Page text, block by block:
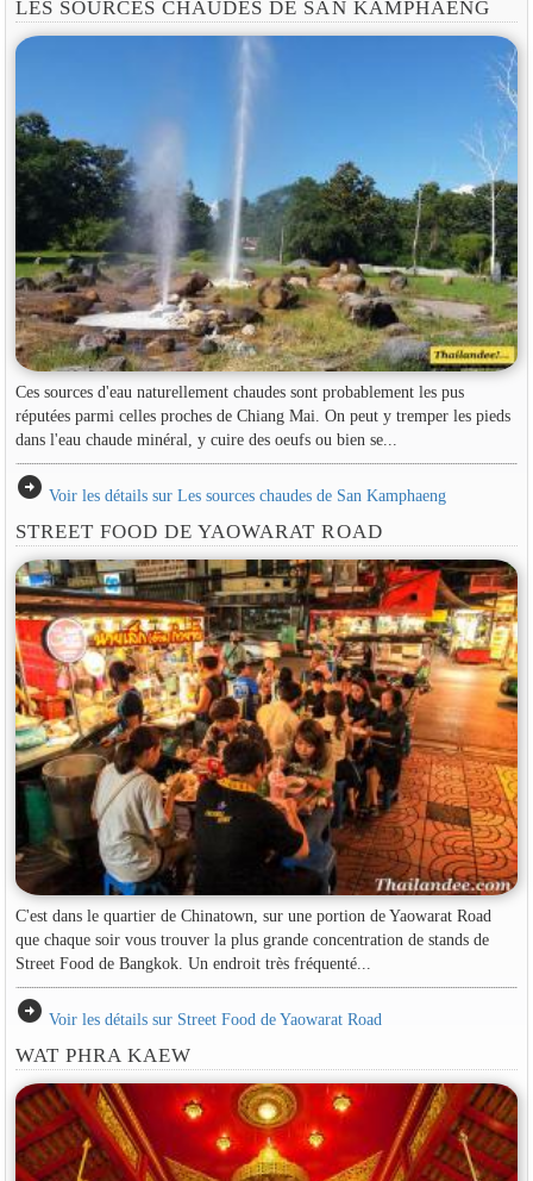
LES SOURCES CHAUDES DE SAN KAMPHAENG
Ces sources d'eau naturellement chaudes sont probablement les pus
réputées parmi celles proches de Chiang Mai. On peut y tremper les pieds
dans l'eau chaude minéral, y cuire des oeufs ou bien se...
arrow_circle_right Voir les détails sur Les sources chaudes de San Kamphaeng
STREET FOOD DE YAOWARAT ROAD
C'est dans le quartier de Chinatown, sur une portion de Yaowarat Road
que chaque soir vous trouver la plus grande concentration de stands de
Street Food de Bangkok. Un endroit très fréquenté...
arrow_circle_right Voir les détails sur Street Food de Yaowarat Road
WAT PHRA KAEW